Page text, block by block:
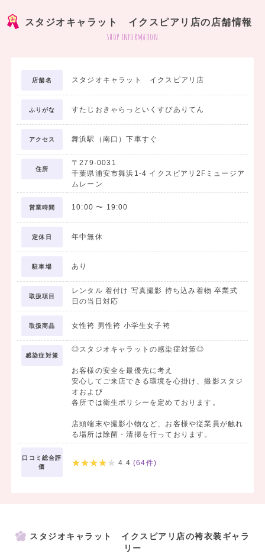
憧れの袴で撮影だけの卒業式もおすすめ。
お得なプランもご用意しています！!
人気の袴は早い者勝ちです!
❕ 卒業袴前撮りも絶賛ご予約受付中
2026年3月31日まで
平日7,800円（税込）
土日祝日18,800円(税込）
袴撮影時貸し出し・着付け・ヘアセット
基本料金のなかに全て込みです！
※別途お写真代金が必要です
スタジオキャラットは 持ち込み料金がかかりません！
お持ち込みのドレスやガウンでの撮影もOK！
お問い合わせだけでもお気軽にお待ちしております📞
スタジオキャラット イクスピアリ店の店舗情報
shop information
店舗名 スタジオキャラット イクスピアリ店
ふりがな すたじおきゃらっといくすぴありてん
アクセス 舞浜駅（南口）下車すぐ
住所
〒279-0031
千葉県浦安市舞浜1-4 イクスピアリ2Fミュージア
ムレーン
営業時間 10:00 〜 19:00
定休日 年中無休
駐車場 あり
取扱項目
レンタル 着付け 写真撮影 持ち込み着物 卒業式
日の当日対応
取扱商品 女性袴 男性袴 小学生女子袴
感染症対策
◎スタジオキャラットの感染症対策◎
お客様の安全を最優先に考え
安心してご来店できる環境を心掛け、撮影スタジ
オおよび
各所では衛生ポリシーを定めております。
店頭端末や撮影小物など、お客様や従業員が触れ
る場所は除菌・清掃を行っております。
口コミ総合評
価
4.4 (64件)
スタジオキャラット イクスピアリ店の袴衣装ギャラ
リー